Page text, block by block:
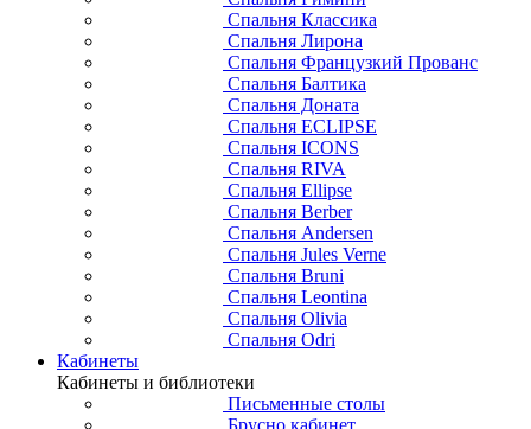
Спальня Классика
Спальня Лирона
Спальня Французкий Прованс
Спальня Балтика
Спальня Доната
Спальня ECLIPSE
Спальня ICONS
Спальня RIVA
Спальня Ellipse
Спальня Berber
Спальня Andersen
Спальня Jules Verne
Спальня Bruni
Спальня Leontina
Спальня Olivia
Спальня Odri
Кабинеты
Кабинеты и библиотеки
Письменные столы
Брусно кабинет